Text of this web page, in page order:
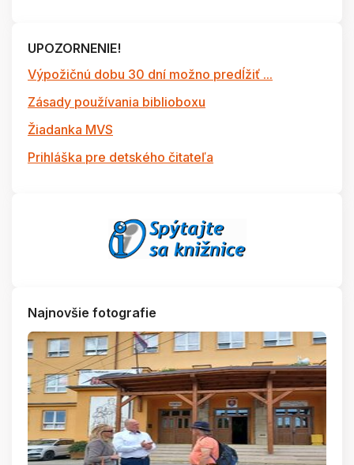
UPOZORNENIE!
Výpožičnú dobu 30 dní možno predĺžiť ...
Zásady používania biblioboxu
Žiadanka MVS
Prihláška pre detského čitateľa
Najnovšie fotografie